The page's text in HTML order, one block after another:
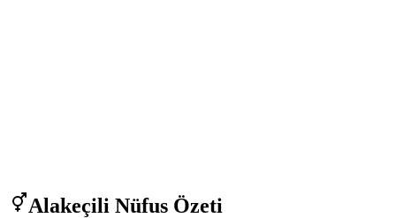
Alakeçili Nüfus Özeti